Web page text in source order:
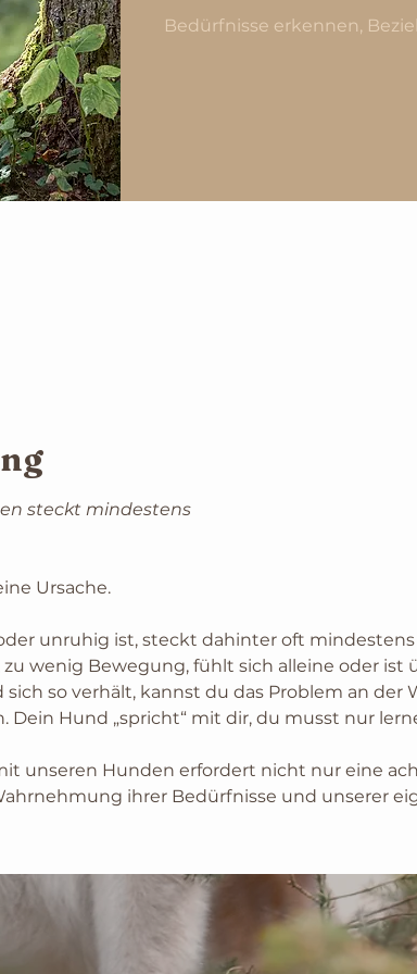
Bedürfnisse erkennen,
steckt mindestens
Ursache.
unruhig ist, steckt dahinter oft
wenig Bewegung, fühlt sich alleine oder ist
so verhält, kannst du das Problem an der
Hund „spricht“ mit dir, du musst nur
unseren Hunden erfordert nicht nur eine
ihrer Bedürfnisse und unserer